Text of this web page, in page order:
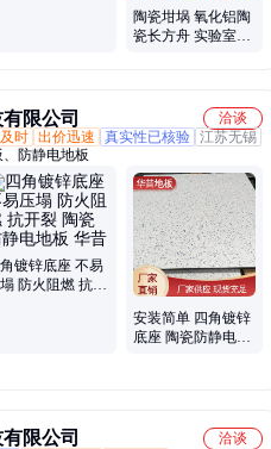
陶瓷坩埚 氧化铝陶
瓷长方舟 实验室耐
限公司
洽谈
时 出价迅速 真实性已核验 江苏无锡
防静电地板
镀锌底座 不易
防火阻燃 抗开
安装简单 四角镀锌
底座 陶瓷防静电地
限公司
洽谈